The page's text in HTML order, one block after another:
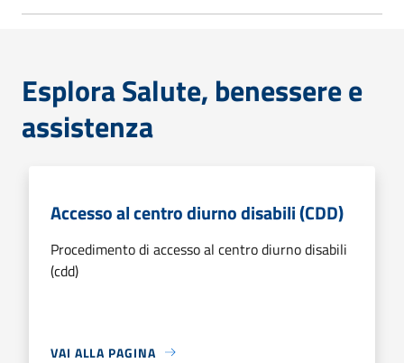
Esplora Salute, benessere e
assistenza
Accesso al centro diurno disabili (CDD)
Procedimento di accesso al centro diurno disabili
(cdd)
VAI ALLA PAGINA